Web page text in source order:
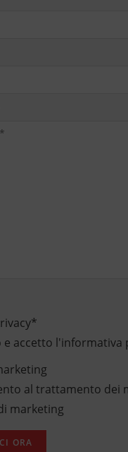
*
e accetto l'informativa
al trattamento dei
marketing